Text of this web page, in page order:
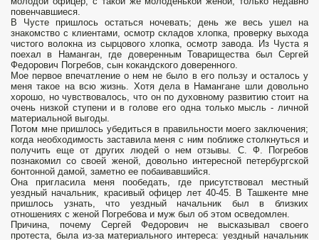
повенчавшиеся.
В Чусте пришлось остаться ночевать; день же весь ушел на
знакомство с клиентами, осмотр складов хлопка, проверку выхода
чистого волокна из сырцового хлопка, осмотр завода. Из Чуста я
поехал в Наманган, где доверенным Товарищества был Сергей
Федорович Погребов, сын кокандского доверенного.
Мое первое впечатление о нем не было в его пользу и осталось у
меня такое на всю жизнь. Хотя дела в Намангане шли довольно
хорошо, но чувствовалось, что он по духовному развитию стоит на
очень низкой ступени и в голове его одна только мысль - личной
материальной выгоды.
Потом мне пришлось убедиться в правильности моего заключения;
когда необходимость заставила меня с ним поближе столкнуться и
получить еще от других людей о нем отзывы. С. Ф. Погребов
познакомил со своей женой, довольно интересной петербургской
бонтонной дамой, заметно ее побаивавшийся.
Она пригласила меня пообедать, где присутствовал местный
уездный начальник, красивый офицер лет 40-45. В Ташкенте мне
пришлось узнать, что уездный начальник был в близких
отношениях с женой Погребова и муж был об этом осведомлен.
Причина, почему Сергей Федорович не высказывал своего
протеста, была из-за материального интереса: уездный начальник